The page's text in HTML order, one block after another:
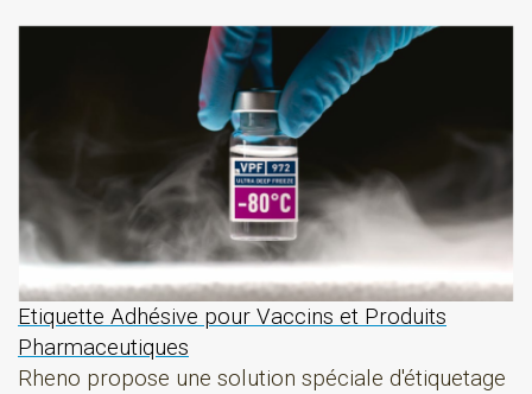
Etiquette Adhésive pour Vaccins et Produits
Pharmaceutiques
Rheno propose une solution spéciale d'étiquetage